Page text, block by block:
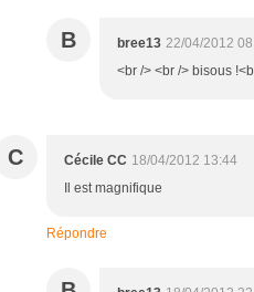
B bree13 22/04/2012
<br /> <br /> bisous
C Cécile CC 18/04/2012 13:44
Il est magnifique
Répondre